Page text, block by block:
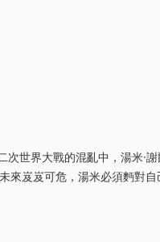
世界大戰的混亂中，湯米·
來岌岌可危，湯米必須麪對